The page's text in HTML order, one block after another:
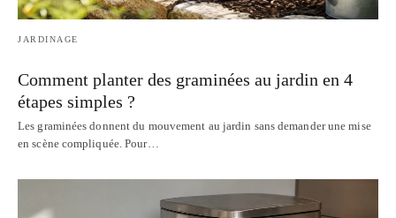
JARDINAGE
Comment planter des graminées au jardin en 4
étapes simples ?
Les graminées donnent du mouvement au jardin sans demander une mise
en scène compliquée. Pour…